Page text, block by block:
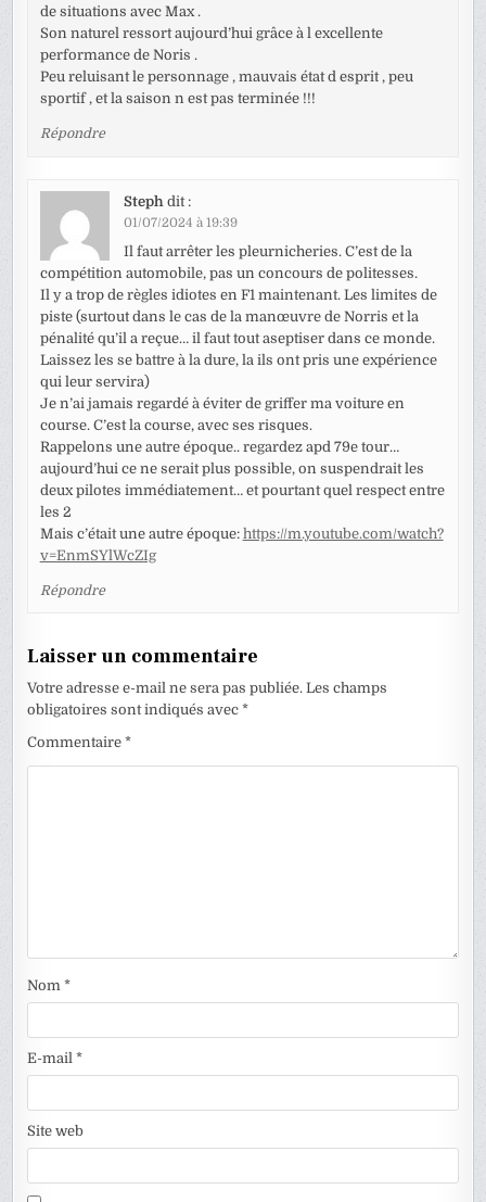
de situations avec Max .
Son naturel ressort aujourd’hui grâce à l excellente
performance de Noris .
Peu reluisant le personnage , mauvais état d esprit , peu
sportif , et la saison n est pas terminée !!!
Répondre
Steph dit :
01/07/2024 à 19:39
Il faut arrêter les pleurnicheries. C’est de la
compétition automobile, pas un concours de politesses.
Il y a trop de règles idiotes en F1 maintenant. Les limites de
piste (surtout dans le cas de la manœuvre de Norris et la
pénalité qu’il a reçue… il faut tout aseptiser dans ce monde.
Laissez les se battre à la dure, la ils ont pris une expérience
qui leur servira)
Je n’ai jamais regardé à éviter de griffer ma voiture en
course. C’est la course, avec ses risques.
Rappelons une autre époque.. regardez apd 79e tour…
aujourd’hui ce ne serait plus possible, on suspendrait les
deux pilotes immédiatement… et pourtant quel respect entre
les 2
Mais c’était une autre époque: https://m.youtube.com/watch?
v=EnmSYlWcZIg
Répondre
Laisser un commentaire
Votre adresse e-mail ne sera pas publiée. Les champs
obligatoires sont indiqués avec*
Commentaire*
Nom*
E-mail*
Site web